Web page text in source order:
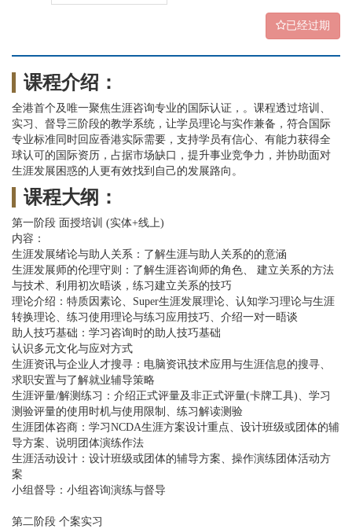
已经过期
课程介绍：
全港首个及唯一聚焦生涯咨询专业的国际认证，。课程透过培训、
实习、督导三阶段的教学系统，让学员理论与实作兼备，符合国际
专业标准同时回应香港实际需要，支持学员有信心、有能力获得全
球认可的国际资历，占据市场缺口，提升事业竞争力，并协助面对
生涯发展困惑的人更有效找到自己的发展路向。
课程大纲：
​第一阶段 面授培训 (实体+线上)
内容：
生涯发展绪论与助人关系：了解生涯与助人关系的的意涵
生涯发展师的伦理守则：了解生涯咨询师的角色、 建立关系的方法
与技术、利用初次晤谈，练习建立关系的技巧
理论介绍：特质因素论、Super生涯发展理论、认知学习理论与生涯
转换理论、练习使用理论与练习应用技巧、介绍一对一晤谈
助人技巧基础：学习咨询时的助人技巧基础
认识多元文化与应对方式
生涯资讯与企业人才搜寻：电脑资讯技术应用与生涯信息的搜寻、
求职安置与了解就业辅导策略
生涯评量/解测练习：介绍正式评量及非正式评量(卡牌工具)、学习
测验评量的使用时机与使用限制、练习解读测验
生涯团体咨商：学习NCDA生涯方案设计重点、设计班级或团体的辅
导方案、说明团体演练作法
生涯活动设计：设计班级或团体的辅导方案、操作演练团体活动方
案
小组督导：小组咨询演练与督导
第二阶段 个案实习